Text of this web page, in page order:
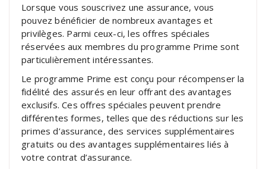
Lorsque vous souscrivez une assurance, vous
pouvez bénéficier de nombreux avantages et
privilèges. Parmi ceux-ci, les offres spéciales
réservées aux membres du programme Prime sont
particulièrement intéressantes.
Le programme Prime est conçu pour récompenser la
fidélité des assurés en leur offrant des avantages
exclusifs. Ces offres spéciales peuvent prendre
différentes formes, telles que des réductions sur les
primes d’assurance, des services supplémentaires
gratuits ou des avantages supplémentaires liés à
votre contrat d’assurance.